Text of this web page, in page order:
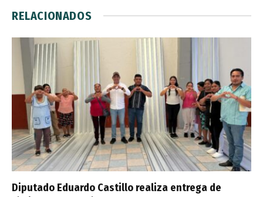
RELACIONADOS
Diputado Eduardo Castillo realiza entrega de